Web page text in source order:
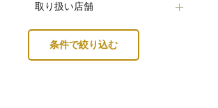
取り扱い店舗
条件で絞り込む